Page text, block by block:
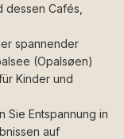
dessen Cafés,
spannender
(Opalsøen)
Kinder und
Sie Entspannung in
auf